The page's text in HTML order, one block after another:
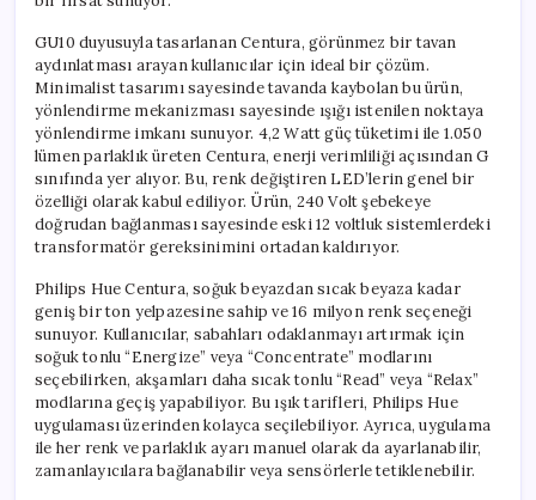
GU10 duyusuyla tasarlanan Centura, görünmez bir tavan
aydınlatması arayan kullanıcılar için ideal bir çözüm.
Minimalist tasarımı sayesinde tavanda kaybolan bu ürün,
yönlendirme mekanizması sayesinde ışığı istenilen noktaya
yönlendirme imkanı sunuyor. 4,2 Watt güç tüketimi ile 1.050
lümen parlaklık üreten Centura, enerji verimliliği açısından G
sınıfında yer alıyor. Bu, renk değiştiren LED’lerin genel bir
özelliği olarak kabul ediliyor. Ürün, 240 Volt şebekeye
doğrudan bağlanması sayesinde eski 12 voltluk sistemlerdeki
transformatör gereksinimini ortadan kaldırıyor.
Philips Hue Centura, soğuk beyazdan sıcak beyaza kadar
geniş bir ton yelpazesine sahip ve 16 milyon renk seçeneği
sunuyor. Kullanıcılar, sabahları odaklanmayı artırmak için
soğuk tonlu “Energize” veya “Concentrate” modlarını
seçebilirken, akşamları daha sıcak tonlu “Read” veya “Relax”
modlarına geçiş yapabiliyor. Bu ışık tarifleri, Philips Hue
uygulaması üzerinden kolayca seçilebiliyor. Ayrıca, uygulama
ile her renk ve parlaklık ayarı manuel olarak da ayarlanabilir,
zamanlayıcılara bağlanabilir veya sensörlerle tetiklenebilir.